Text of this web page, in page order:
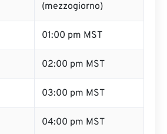
(mezzogiorno)
01:00 pm MST
02:00 pm MST
03:00 pm MST
04:00 pm MST